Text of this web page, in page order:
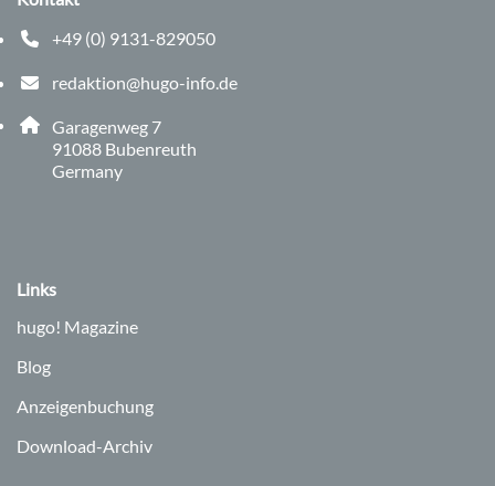
+49 (0) 9131-829050
Telefonnummer: 0 9 1 3 1 8 2 9 0 5 0
redaktion@hugo-info.de
E-Mail Adresse: redaktion@hugo-info.de
Adresse:
Garagenweg 7
91088 , 9 1 0 8 8
Bubenreuth
Germany
Links
hugo! Magazine
Blog
Anzeigenbuchung
Download-Archiv